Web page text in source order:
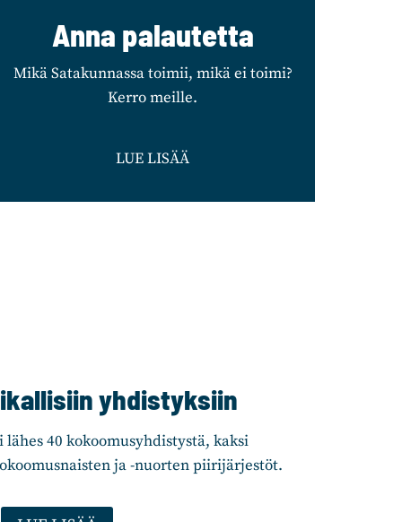
Anna palautetta
Mikä Satakunnassa toimii, mikä ei toimi?
Kerro meille.
LUE LISÄÄ
yhdistyksiin
40 kokoomusyhdistystä, kaksi
ja -nuorten piirijärjestöt.